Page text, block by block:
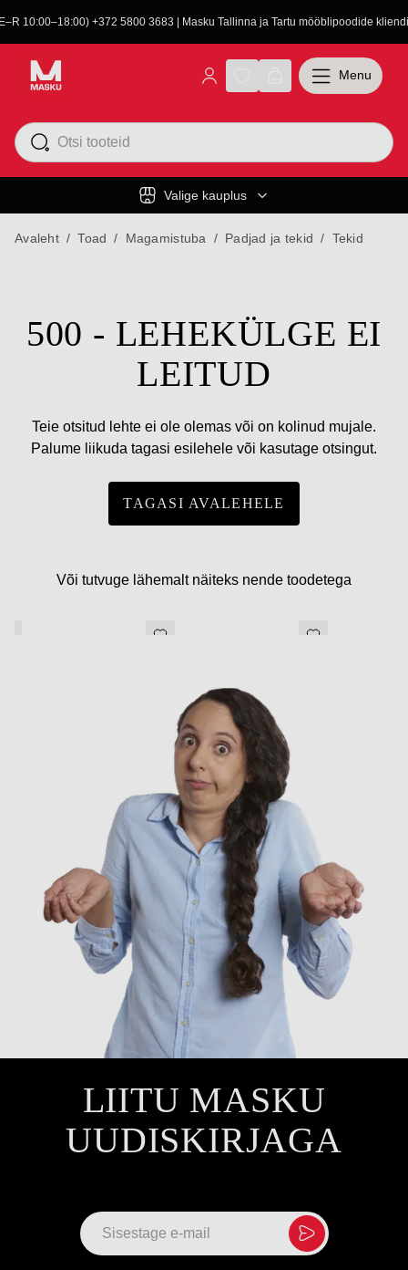
10:00–18:00) +372 5800 3683 | Masku Tallinna ja Tartu mööblipoodide
Valige kauplus
Menu
Avaleht / Toad / Magamistuba / Padjad ja tekid / Tekid
500 - LEHEKÜLGE EI
LEITUD
Teie otsitud lehte ei ole olemas või on kolinud mujale.
Palume liikuda tagasi esilehele või kasutage otsingut.
TAGASI AVALEHELE
Või tutvuge lähemalt näiteks nende toodetega
LIITU MASKU
UUDISKIRJAGA